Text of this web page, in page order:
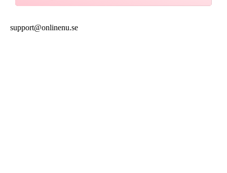
support@onlinenu.se